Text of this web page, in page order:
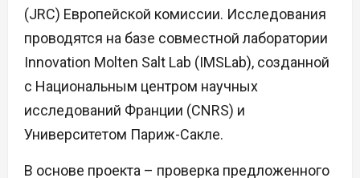
(JRC) Европейской комиссии. Исследования
проводятся на базе совместной лаборатории
Innovation Molten Salt Lab (IMSLab), созданной
с Национальным центром научных
исследований Франции (CNRS) и
Университетом Париж-Сакле.
В основе проекта – проверка предложенного